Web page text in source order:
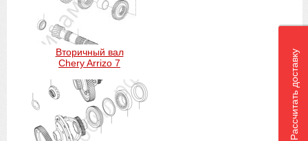
Вторичный вал
Chery Arrizo 7
Рассчитать доставку